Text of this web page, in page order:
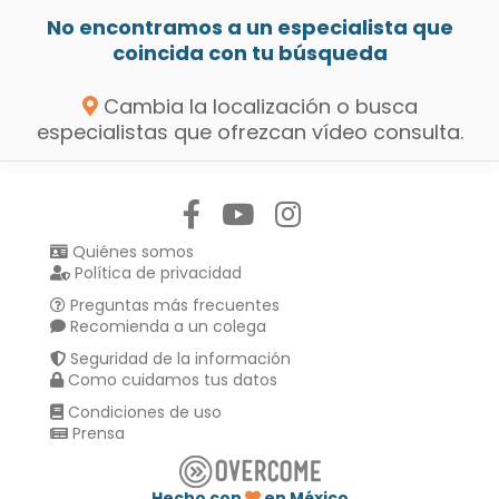
No encontramos a un especialista que
coincida con tu búsqueda
Cambia la localización o busca
especialistas que ofrezcan vídeo consulta.
Quiénes somos
Política de privacidad
Preguntas más frecuentes
Recomienda a un colega
Seguridad de la información
Como cuidamos tus datos
Condiciones de uso
Prensa